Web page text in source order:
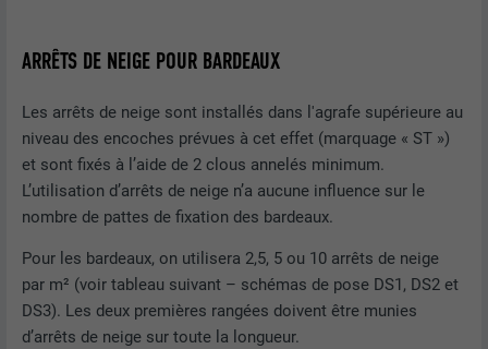
ARRÊTS DE NEIGE POUR BARDEAUX
Les arrêts de neige sont installés dans l'agrafe supérieure au
niveau des encoches prévues à cet effet (marquage « ST »)
et sont fixés à l’aide de 2 clous annelés minimum.
L’utilisation d’arrêts de neige n’a aucune influence sur le
nombre de pattes de fixation des bardeaux.
Pour les bardeaux, on utilisera 2,5, 5 ou 10 arrêts de neige
par m² (voir tableau suivant – schémas de pose DS1, DS2 et
DS3). Les deux premières rangées doivent être munies
d’arrêts de neige sur toute la longueur.